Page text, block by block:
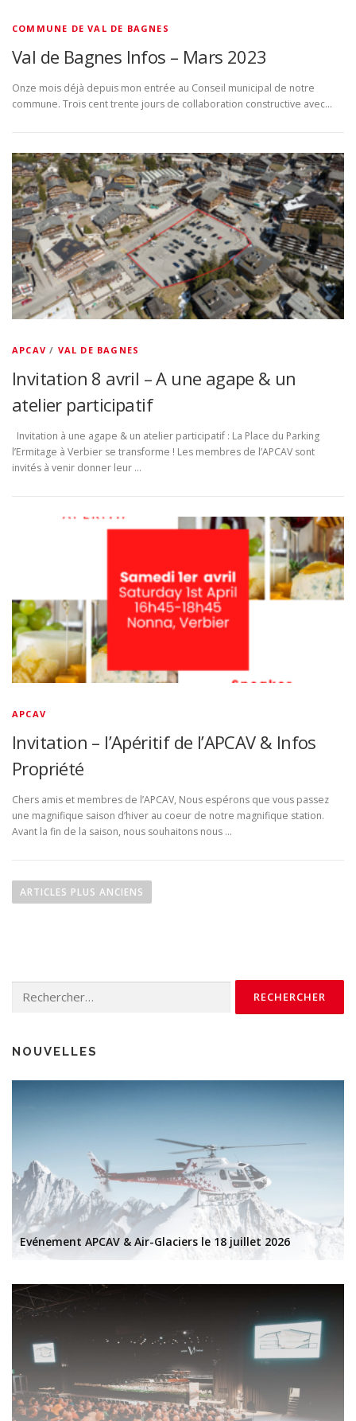
COMMUNE DE VAL DE BAGNES
Val de Bagnes Infos – Mars 2023
Onze mois déjà depuis mon entrée au Conseil municipal de notre
commune. Trois cent trente jours de collaboration constructive avec…
APCAV / VAL DE BAGNES
Invitation 8 avril – A une agape & un
atelier participatif
Invitation à une agape & un atelier participatif : La Place du Parking
l’Ermitage à Verbier se transforme ! Les membres de l’APCAV sont
invités à venir donner leur …
APCAV
Invitation – l’Apéritif de l’APCAV & Infos
Propriété
Chers amis et membres de l’APCAV, Nous espérons que vous passez
une magnifique saison d’hiver au coeur de notre magnifique station.
Avant la fin de la saison, nous souhaitons nous …
a
n
d
e
t
c
s
ARTICLES PLUS ANCIENS
NOUVELLES
Evénement APCAV & Air-Glaciers le 18 juillet 2026